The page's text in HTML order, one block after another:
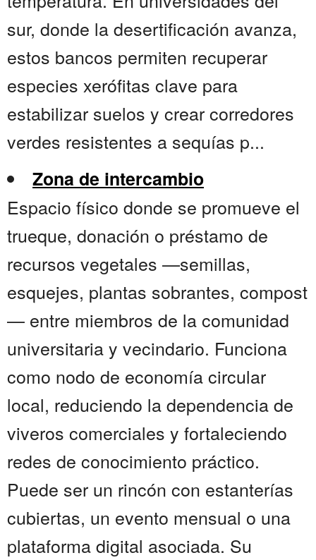
sur, donde la desertificación avanza,
estos bancos permiten recuperar
especies xerófitas clave para
estabilizar suelos y crear corredores
verdes resistentes a sequías p...
Zona de intercambio
Espacio físico donde se promueve el
trueque, donación o préstamo de
recursos vegetales —semillas,
esquejes, plantas sobrantes, compost
— entre miembros de la comunidad
universitaria y vecindario. Funciona
como nodo de economía circular
local, reduciendo la dependencia de
viveros comerciales y fortaleciendo
redes de conocimiento práctico.
Puede ser un rincón con estanterías
cubiertas, un evento mensual o una
plataforma digital asociada. Su